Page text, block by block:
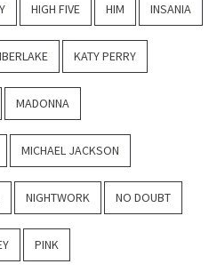
HIGH FIVE HIM INSANIA
KATY PERRY
MADONNA
MICHAEL JACKSON
NIGHTWORK NO DOUBT
PINK